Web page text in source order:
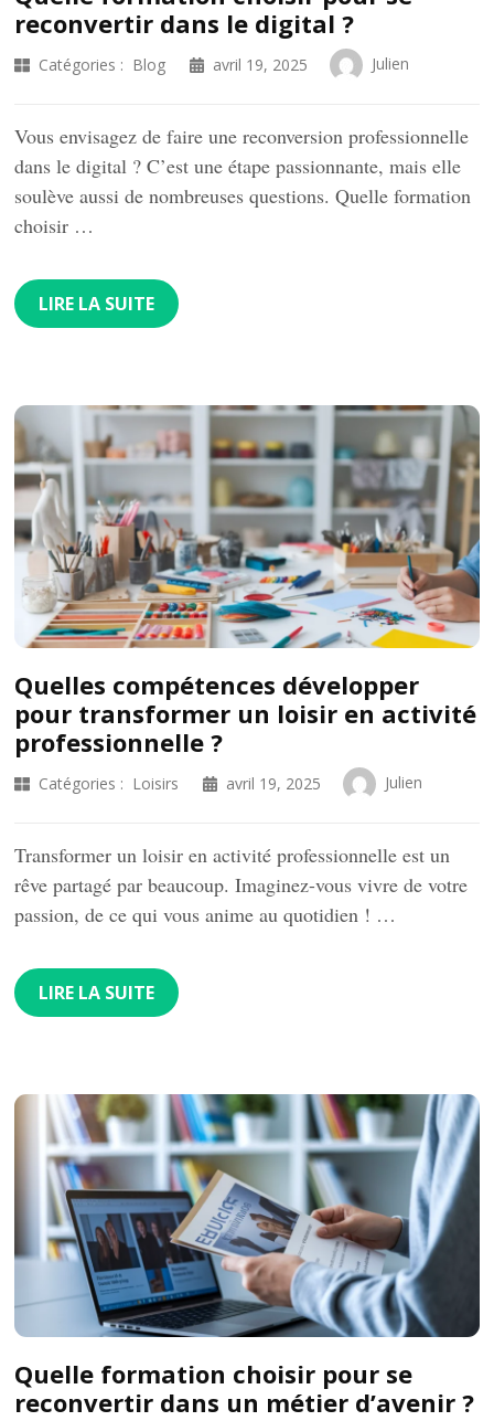
reconvertir dans le digital ?
Catégories : Blog avril 19, 2025 Julien
Vous envisagez de faire une reconversion professionnelle
dans le digital ? C’est une étape passionnante, mais elle
soulève aussi de nombreuses questions. Quelle formation
choisir …
LIRE LA SUITE
Quelles compétences développer
pour transformer un loisir en activité
professionnelle ?
Catégories : Loisirs avril 19, 2025 Julien
Transformer un loisir en activité professionnelle est un
rêve partagé par beaucoup. Imaginez-vous vivre de votre
passion, de ce qui vous anime au quotidien ! …
LIRE LA SUITE
Quelle formation choisir pour se
reconvertir dans un métier d’avenir ?